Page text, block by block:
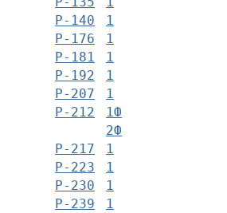
Р-140
1
Р-176
1
Р-181
1
Р-192
1
Р-207
1
Р-212
1Ф
2Ф
Р-217
1
Р-223
1
Р-230
1
Р-239
1